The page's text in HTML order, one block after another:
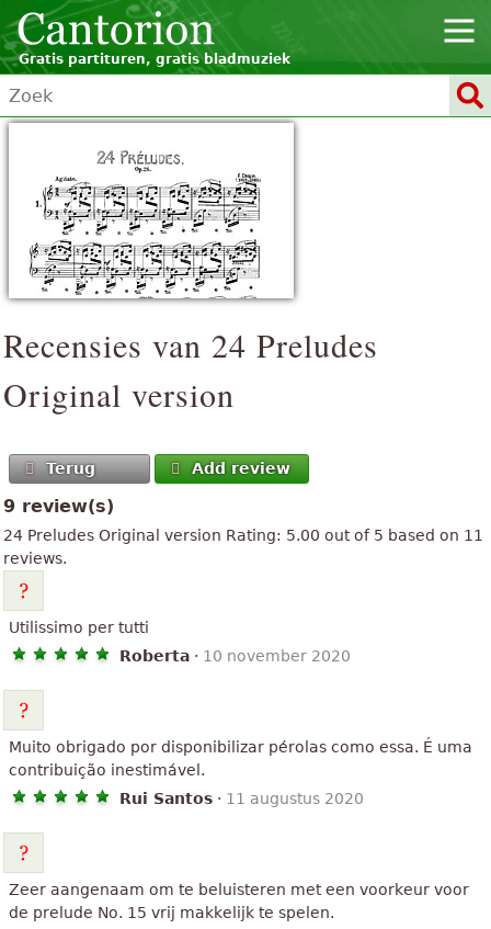
Gratis partituren, gratis bladmuziek
Recensies van 24 Preludes
Original version
Terug Add review
9 review(s)
24 Preludes Original version Rating: 5.00 out of 5 based on 11
reviews.
Utilissimo per tutti
Roberta · 10 november 2020
Muito obrigado por disponibilizar pérolas como essa. É uma
contribuição inestimável.
Rui Santos · 11 augustus 2020
Zeer aangenaam om te beluisteren met een voorkeur voor
de prelude No. 15 vrij makkelijk te spelen.